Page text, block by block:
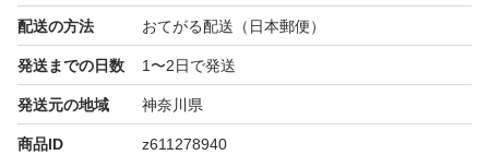
配送の方法 おてがる配送（日本郵便）
発送までの日数 1〜2日で発送
発送元の地域 神奈川県
商品ID z611278940